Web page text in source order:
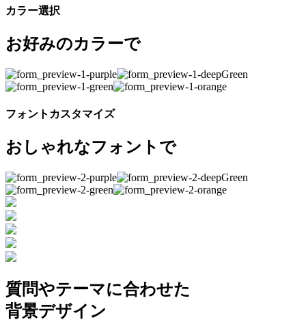
カラー選択
お好みのカラーで
フォントカスタマイズ
おしゃれなフォントで
質問やテーマに合わせた
背景デザイン